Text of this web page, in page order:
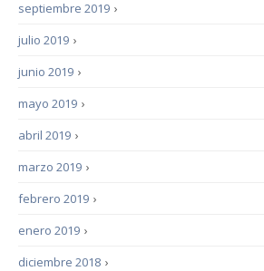
›
septiembre 2019
›
julio 2019
›
junio 2019
›
mayo 2019
›
abril 2019
›
marzo 2019
›
febrero 2019
›
enero 2019
›
diciembre 2018